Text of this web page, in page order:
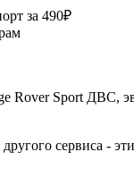
за 490₽
Rover Sport ДВС,
сервиса -